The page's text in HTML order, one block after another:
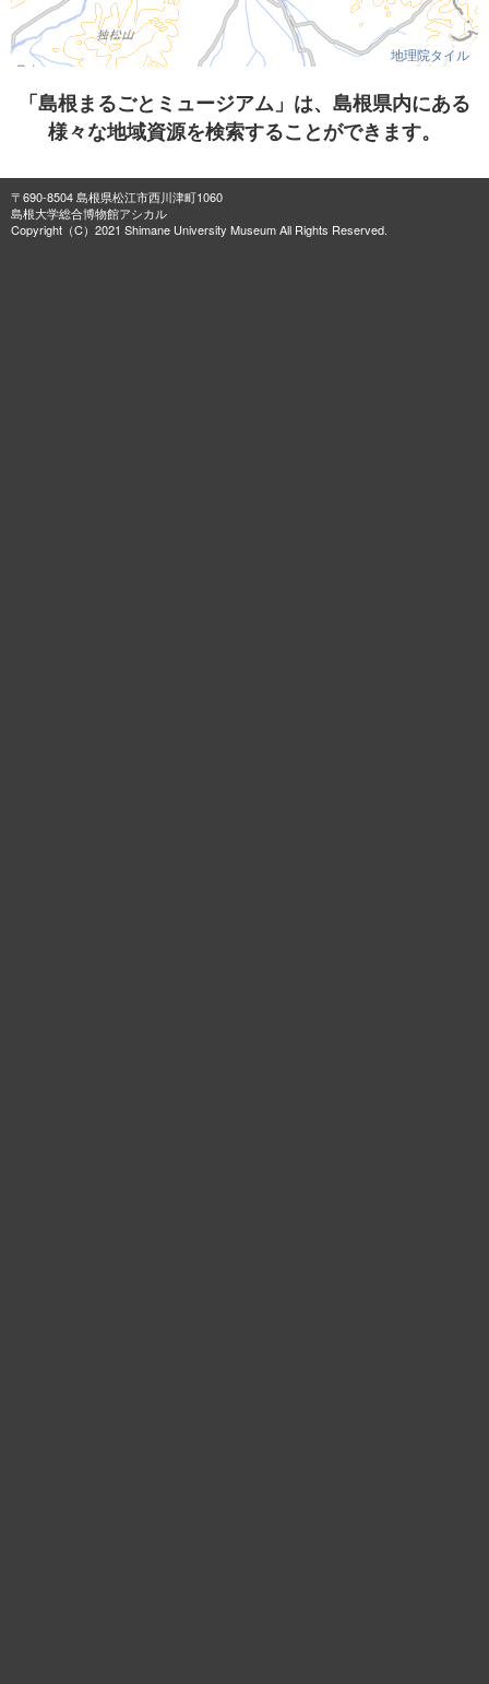
地理院タイル
「島根まるごとミュージアム」は、島根県内にある
様々な地域資源を検索することができます。
〒690-8504 島根県松江市西川津町1060
島根大学総合博物館アシカル
Copyright（C）2021 Shimane University Museum All Rights Reserved.